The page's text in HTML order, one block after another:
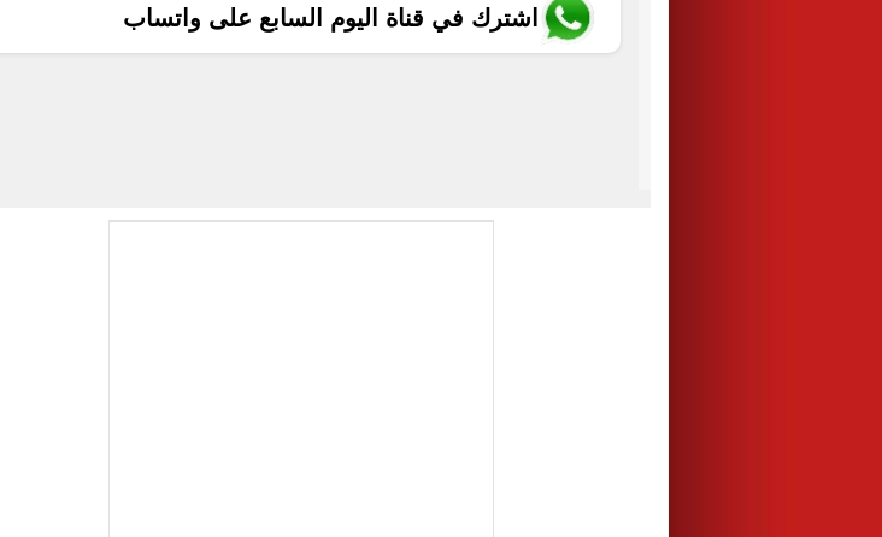
اشترك في قناة اليوم السابع على واتساب